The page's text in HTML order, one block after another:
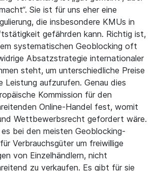
Sie ist für uns eher eine
die insbesondere KMUs in
gefährden kann. Richtig ist,
systematischen Geoblocking oft
Absatzstrategie internationaler
steht, um unterschiedliche Preise
Leistung aufzurufen. Genau dies
Kommission für den
Online-Handel fest, womit
Wettbewerbsrecht gefordert wäre.
bei den meisten Geoblocking-
Verbrauchsgüter um freiwillige
von Einzelhändlern, nicht
zu verkaufen. Es gibt für sie